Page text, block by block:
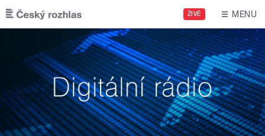
Přejít k hlavnímu obsahu
ŽIVĚ MENU